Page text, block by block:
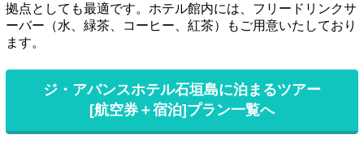
拠点としても最適です。ホテル館内には、フリードリンクサ
ーバー（水、緑茶、コーヒー、紅茶）もご用意いたしており
ます。
ジ・アバンスホテル石垣島に泊まるツアー
[航空券＋宿泊]プラン一覧へ